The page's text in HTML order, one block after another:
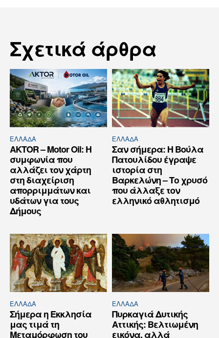
Σχετικά άρθρα
ΕΛΛΆΔΑ
AKTOR – Motor Oil: Η
συμφωνία που
αλλάζει τον χάρτη
στη διαχείριση
απορριμμάτων και
υδάτων για τους
Δήμους
ΕΛΛΆΔΑ
Σαν σήμερα: Η Βούλα
Πατουλίδου έγραψε
ιστορία στη
Βαρκελώνη – Το χρυσό
που άλλαξε τον
ελληνικό αθλητισμό
ΕΛΛΆΔΑ
Σήμερα η Εκκλησία
μας τιμά τη
Μεταμόρφωση του
ΕΛΛΆΔΑ
Πυρκαγιά Δυτικής
Αττικής: Βελτιωμένη
εικόνα, αλλά